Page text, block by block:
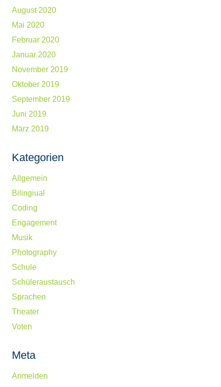
August 2020
Mai 2020
Februar 2020
Januar 2020
November 2019
Oktober 2019
September 2019
Juni 2019
März 2019
Kategorien
Allgemein
Bilingiual
Coding
Engagement
Musik
Photography
Schule
Schüleraustausch
Sprachen
Theater
Voten
Meta
Anmelden